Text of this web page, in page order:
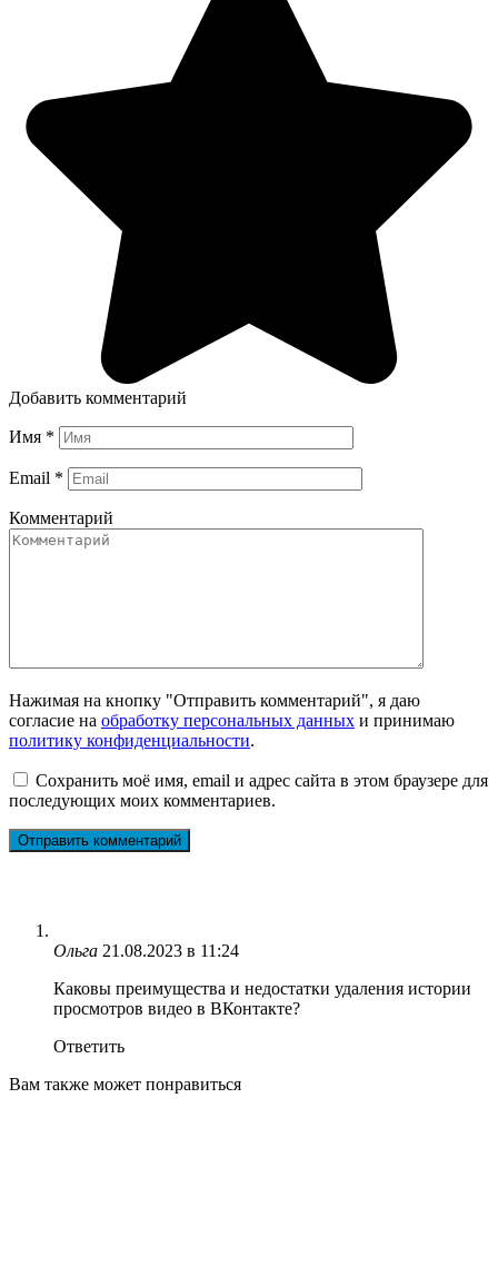
Добавить комментарий
Имя *
Email *
Комментарий
Нажимая на кнопку "Отправить комментарий", я даю
согласие на обработку персональных данных и принимаю
политику конфиденциальности.
Сохранить моё имя, email и адрес сайта в этом браузере для
последующих моих комментариев.
Ольга 21.08.2023 в 11:24
Каковы преимущества и недостатки удаления истории
просмотров видео в ВКонтакте?
Ответить
Вам также может понравиться